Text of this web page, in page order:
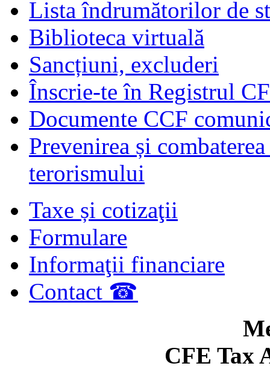
Lista îndrumătorilor de
Biblioteca virtuală
Sancțiuni, excluderi
Înscrie-te în Registrul
Documente CCF
Prevenirea și
terorismului
Taxe și cotizaţii
Formulare
Informaţii financiare
Contact ☎
CFE Tax